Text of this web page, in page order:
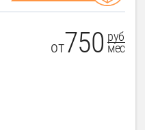
от750 руб
мес